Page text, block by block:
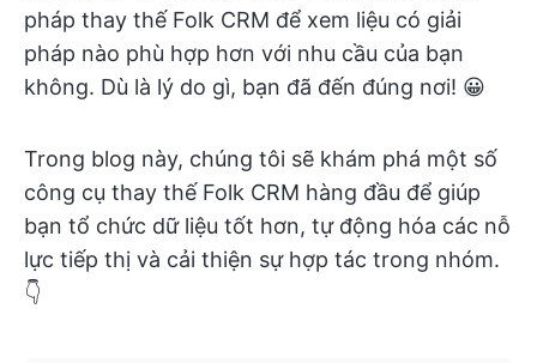
pháp thay thế Folk CRM để xem liệu có giải
pháp nào phù hợp hơn với nhu cầu của bạn
không. Dù là lý do gì, bạn đã đến đúng nơi! 😀
Trong blog này, chúng tôi sẽ khám phá một số
công cụ thay thế Folk CRM hàng đầu để giúp
bạn tổ chức dữ liệu tốt hơn, tự động hóa các nỗ
lực tiếp thị và cải thiện sự hợp tác trong nhóm.
👇